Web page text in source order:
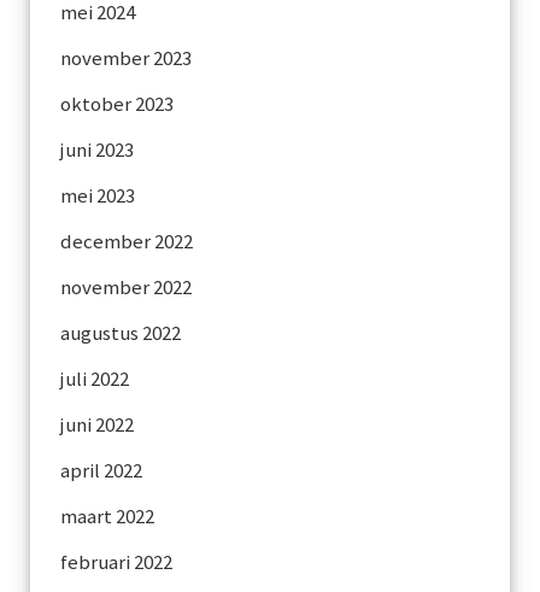
mei 2024
november 2023
oktober 2023
juni 2023
mei 2023
december 2022
november 2022
augustus 2022
juli 2022
juni 2022
april 2022
maart 2022
februari 2022